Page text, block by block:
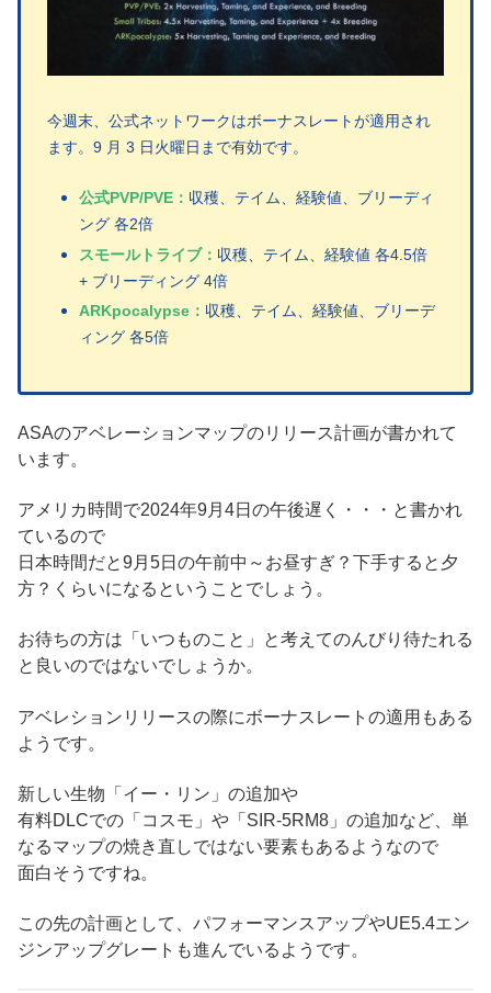
今週末、公式ネットワークはボーナスレートが適用され
ます。9 月 3 日火曜日まで有効です。
公式PVP/PVE： 収穫、テイム、経験値、ブリーディ
ング 各2倍
スモールトライブ： 収穫、テイム、経験値 各4.5倍
+ ブリーディング 4倍
ARKpocalypse： 収穫、テイム、経験値、ブリーデ
ィング 各5倍
ASAのアベレーションマップのリリース計画が書かれて
います。
アメリカ時間で2024年9月4日の午後遅く・・・と書かれ
ているので
日本時間だと9月5日の午前中～お昼すぎ？下手すると夕
方？くらいになるということでしょう。
お待ちの方は「いつものこと」と考えてのんびり待たれる
と良いのではないでしょうか。
アベレションリリースの際にボーナスレートの適用もある
ようです。
新しい生物「イー・リン」の追加や
有料DLCでの「コスモ」や「SIR-5RM8」の追加など、単
なるマップの焼き直しではない要素もあるようなので
面白そうですね。
この先の計画として、パフォーマンスアップやUE5.4エン
ジンアップグレートも進んでいるようです。